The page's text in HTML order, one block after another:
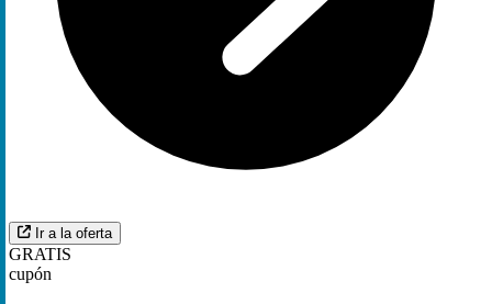
Ir a la oferta
GRATIS
cupón